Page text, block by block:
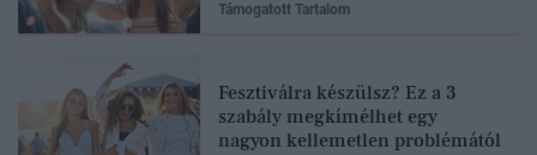
Támogatott Tartalom
Fesztiválra készülsz? Ez a 3
szabály megkímélhet egy
nagyon kellemetlen problémától